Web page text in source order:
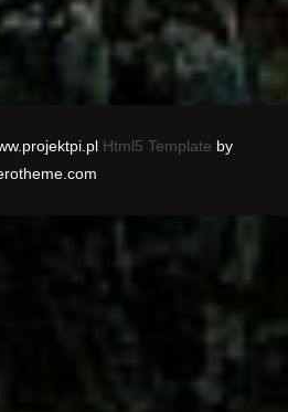
Html5 Template by